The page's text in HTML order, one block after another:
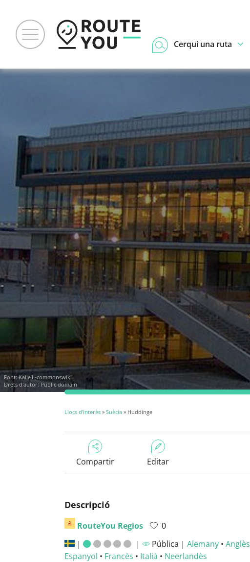
Cerqui una ruta
Font:Kalle1~commonswiki
Drets d'autor: Public domain
Llocs d'interès » Suècia » Huddinge
Compartir Editar
Descripció
RouteYou Regios
0
|
| Pública | Alemany• Anglès
Espanyol • Francès • Italià • Neerlandès